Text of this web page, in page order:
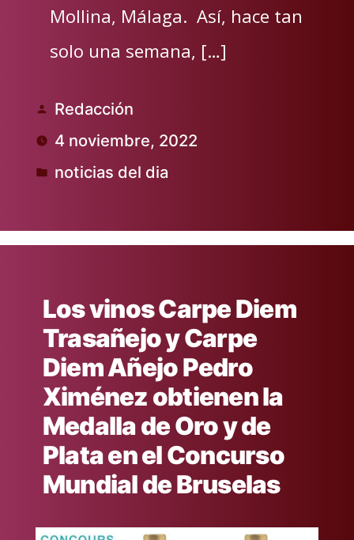
Mollina, Málaga. Así, hace tan
solo una semana, […]
Publicado
por
Redacción
4 noviembre, 2022
Publicado
noticias del dia
Los vinos Carpe Diem
Trasañejo y Carpe
Diem Añejo Pedro
Ximénez obtienen la
Medalla de Oro y de
Plata en el Concurso
Mundial de Bruselas